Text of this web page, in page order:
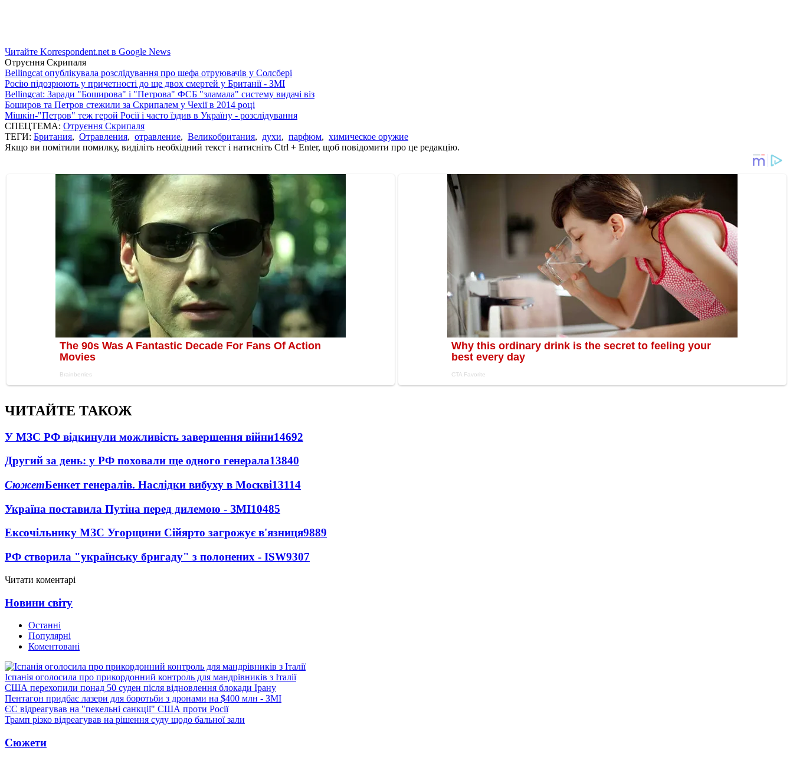
Читайте Korrespondent.net в Google News
Отруєння Скрипаля
Bellingcat опублікувала розслідування про шефа отруювачів у Солсбері
Росію підозрюють у причетності до ще двох смертей у Британії - ЗМІ
Bellingcat: Заради "Боширова" і "Петрова" ФСБ "зламала" систему видачі віз
Боширов та Петров стежили за Скрипалем у Чехії в 2014 році
Мішкін-"Петров" теж герой Росії і часто їздив в Україну - розслідування
СПЕЦТЕМА: Отруєння Скрипаля
ТЕГИ: Британия, Отравления, отравление, Великобритания, духи, парфюм, химическое оружие
Якщо ви помітили помилку, виділіть необхідний текст і натисніть Ctrl + Enter, щоб повідомити про це редакцію.
ЧИТАЙТЕ ТАКОЖ
У МЗС РФ відкинули можливість завершення війни14692
Другий за день: у РФ поховали ще одного генерала13840
СюжетБенкет генералів. Наслідки вибуху в Москві13114
Україна поставила Путіна перед дилемою - ЗМІ10485
Ексочільнику МЗС Угорщини Сійярто загрожує в'язниця9889
РФ створила "українську бригаду" з полонених - ISW9307
Читати коментарі
Новини світу
Останні
Популярні
Коментовані
Іспанія оголосила про прикордонний контроль для мандрівників з Італії
США перехопили понад 50 суден після відновлення блокади Ірану
Пентагон придбає лазери для боротьби з дронами на $400 млн - ЗМІ
ЄС відреагував на "пекельні санкції" США проти Росії
Трамп різко відреагував на рішення суду щодо бальної зали
Сюжети